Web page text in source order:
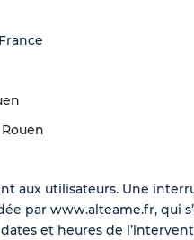
aux utilisateurs. Une
par www.alteame.fr, qui
et heures de